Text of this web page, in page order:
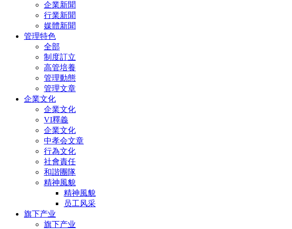
企業新聞
行業新聞
媒體新聞
管理特色
全部
制度訂立
高管培養
管理動態
管理文章
企業文化
企業文化
VI釋義
企業文化
中孝会文章
行為文化
社會責任
和諧團隊
精神風貌
精神風貌
员工风采
旗下产业
旗下产业